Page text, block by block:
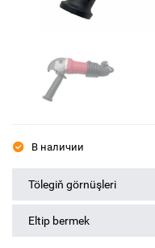
В наличии
Tölegiň görnüşleri
Eltip bermek